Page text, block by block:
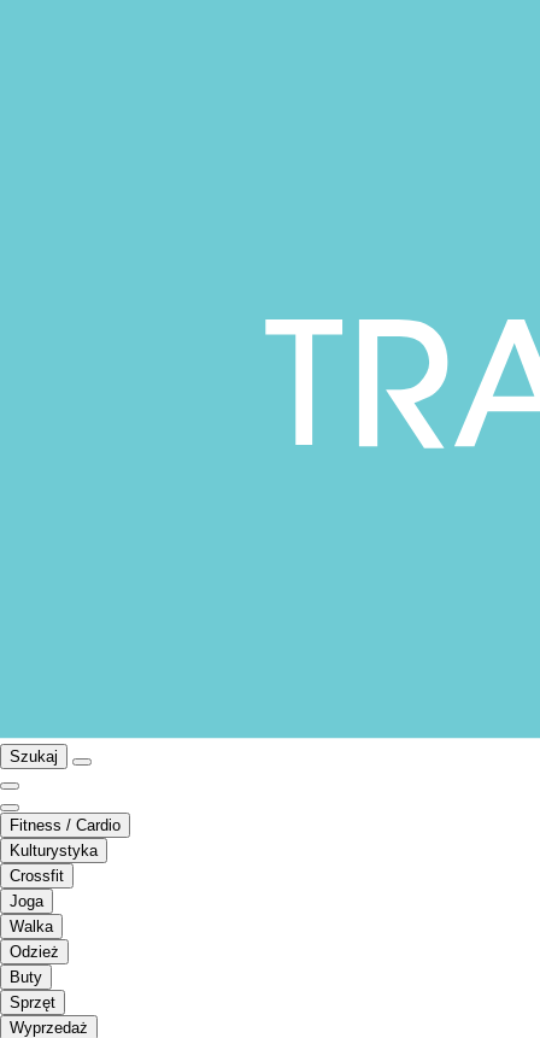
Szukaj
Fitness / Cardio
Kulturystyka
Crossfit
Joga
Walka
Odzież
Buty
Sprzęt
Wyprzedaż